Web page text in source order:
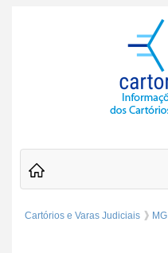
Cartórios e Varas Judiciais MG